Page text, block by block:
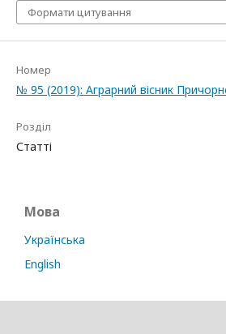
Формати цитування
Номер
№ 95 (2019): Аграрний вісник
Розділ
Статті
Мова
Українська
English